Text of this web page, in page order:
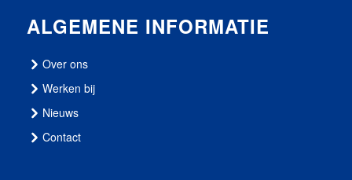
ALGEMENE INFORMATIE
Over ons
Werken bij
Nieuws
Contact